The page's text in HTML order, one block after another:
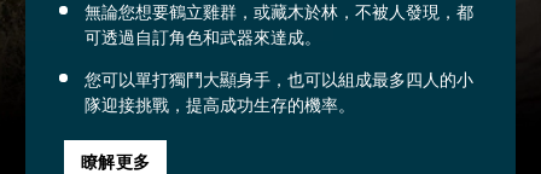
無論您想要鶴立雞群，或藏木於林，不被人發現，都
可透過自訂角色和武器來達成。
您可以單打獨鬥大顯身手，也可以組成最多四人的小
隊迎接挑戰，提高成功生存的機率。
瞭解更多